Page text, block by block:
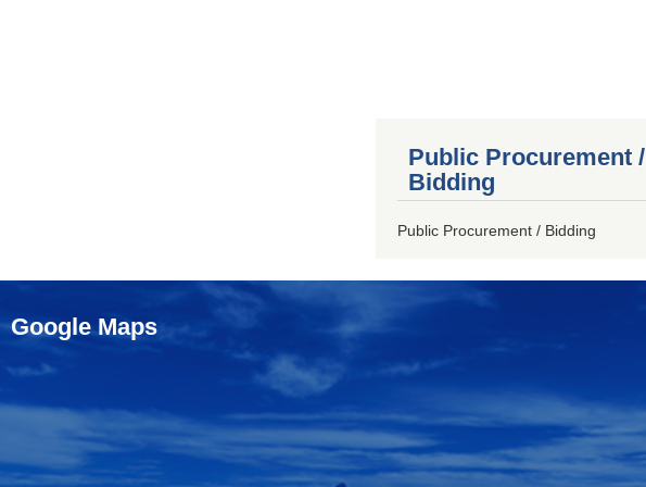
Public Procurement /
Bidding
Public Procurement / Bidding
Google Maps